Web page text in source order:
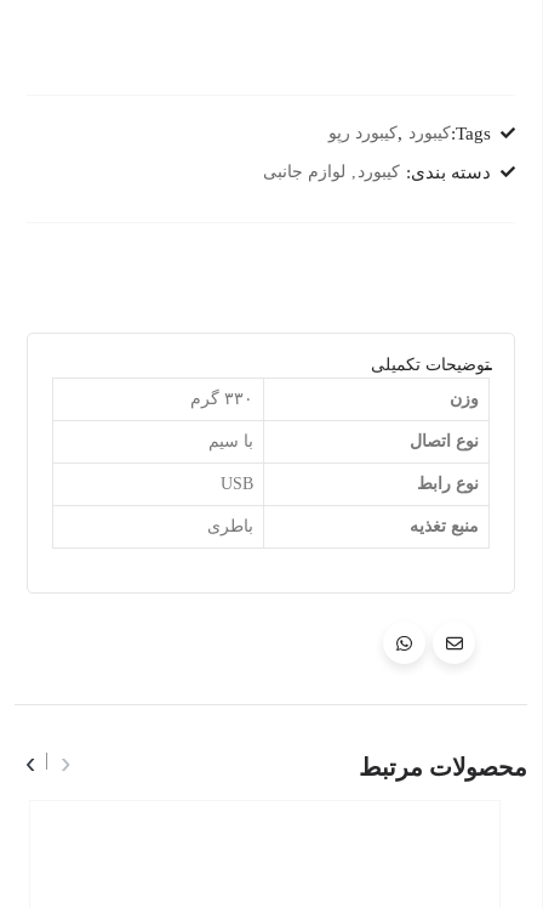
Tags: کیبورد ,کیبورد رپو
دسته بندی: کیبورد لوازم جانبی
توضیحات تکمیلی
وزن
۳۳۰ گرم
نوع اتصال با سیم
نوع رابط USB
منبع تغذیه باطری
محصولات مرتبط ‹
›